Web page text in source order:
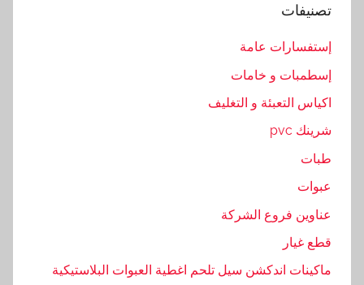
ي
ت
,
ا
د
ي
ا
تصنيفات
إستفسارات عامة
إسطمبات و خامات
اكياس التعبئة و التغليف
شرينك pvc
طبات
عبوات
عناوين فروع الشركة
قطع غيار
ماكينات اندكشن سيل تلحم اغطية العبوات البلاستيكية